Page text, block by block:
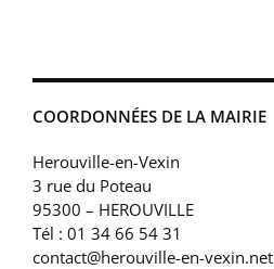
COORDONNÉES DE LA MAIRIE
Herouville-en-Vexin
3 rue du Poteau
95300 – HEROUVILLE
Tél : 01 34 66 54 31
contact@herouville-en-vexin.net